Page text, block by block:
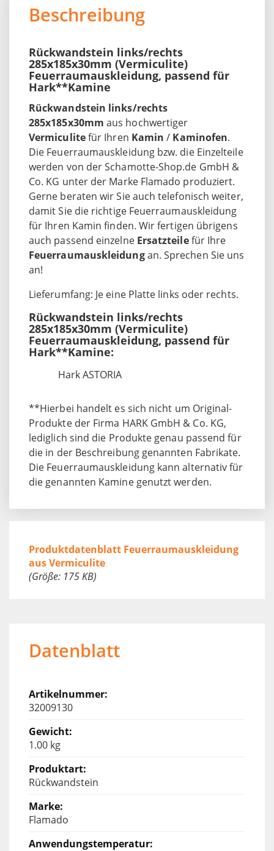
Beschreibung
Rückwandstein links/rechts
285x185x30mm (Vermiculite)
Feuerraumauskleidung, passend für
Hark**Kamine
Rückwandstein links/rechts
285x185x30mmaus hochwertiger
Vermiculitefür Ihren Kamin/ Kaminofen.
Die Feuerraumauskleidung bzw. die Einzelteile
werden von der Schamotte-Shop.de GmbH &
Co. KG unter der Marke Flamado produziert.
Gerne beraten wir Sie auch telefonisch weiter,
damit Sie die richtige Feuerraumauskleidung
für Ihren Kamin finden. Wir fertigen übrigens
auch passend einzelne Ersatzteilefür Ihre
Feuerraumauskleidungan. Sprechen Sie uns
an!
Lieferumfang: Je eine Platte links oder rechts.
Rückwandstein links/rechts
285x185x30mm (Vermiculite)
Feuerraumauskleidung, passend für
Hark**Kamine:
Hark ASTORIA
**Hierbei handelt es sich nicht um Original-
Produkte der Firma HARK GmbH & Co. KG,
lediglich sind die Produkte genau passend für
die in der Beschreibung genannten Fabrikate.
Die Feuerraumauskleidung kann alternativ für
die genannten Kamine genutzt werden.
Produktdatenblatt Feuerraumauskleidung
aus Vermiculite
(Größe: 175 KB)
Datenblatt
32009130
1.00 kg
Rückwandstein
Flamado